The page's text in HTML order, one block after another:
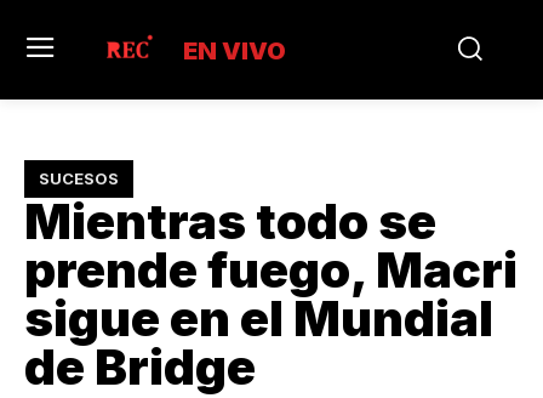
EN VIVO
SUCESOS
Mientras todo se
prende fuego, Macri
sigue en el Mundial
de Bridge